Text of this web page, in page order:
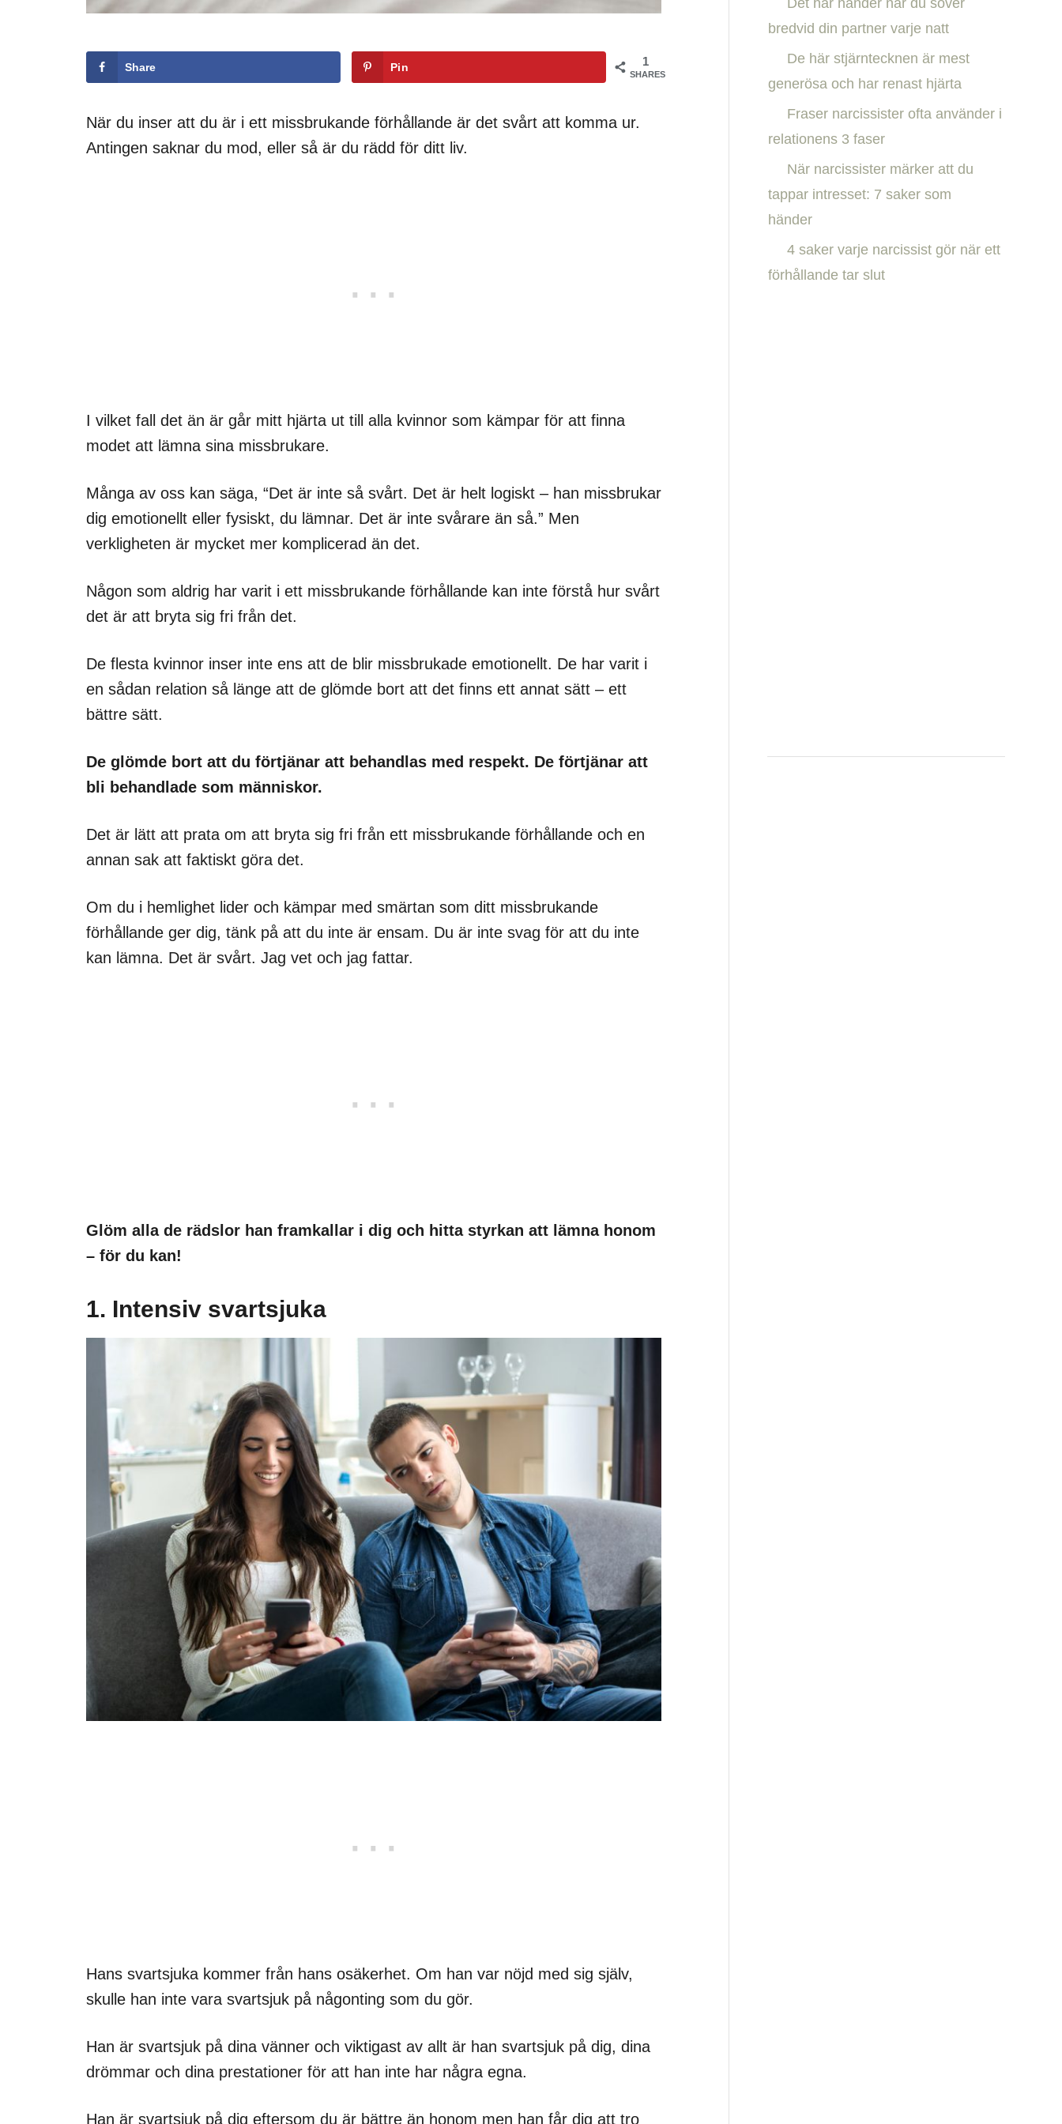
1
SHARES
Share Pin
När du inser att du är i ett missbrukande förhållande är det svårt att komma ur.
Antingen saknar du mod, eller så är du rädd för ditt liv.
I vilket fall det än är går mitt hjärta ut till alla kvinnor som kämpar för att finna
modet att lämna sina missbrukare.
Många av oss kan säga, “Det är inte så svårt. Det är helt logiskt – han missbrukar
dig emotionellt eller fysiskt, du lämnar. Det är inte svårare än så.” Men
verkligheten är mycket mer komplicerad än det.
Någon som aldrig har varit i ett missbrukande förhållande kan inte förstå hur svårt
det är att bryta sig fri från det.
De flesta kvinnor inser inte ens att de blir missbrukade emotionellt. De har varit i
en sådan relation så länge att de glömde bort att det finns ett annat sätt – ett
bättre sätt.
De glömde bort att du förtjänar att behandlas med respekt. De förtjänar att
bli behandlade som människor.
Det är lätt att prata om att bryta sig fri från ett missbrukande förhållande och en
annan sak att faktiskt göra det.
Om du i hemlighet lider och kämpar med smärtan som ditt missbrukande
förhållande ger dig, tänk på att du inte är ensam. Du är inte svag för att du inte
kan lämna. Det är svårt. Jag vet och jag fattar.
Glöm alla de rädslor han framkallar i dig och hitta styrkan att lämna honom
– för du kan!
1. Intensiv svartsjuka
Hans svartsjuka kommer från hans osäkerhet. Om han var nöjd med sig själv,
skulle han inte vara svartsjuk på någonting som du gör.
Han är svartsjuk på dina vänner och viktigast av allt är han svartsjuk på dig, dina
drömmar och dina prestationer för att han inte har några egna.
Han är svartsjuk på dig eftersom du är bättre än honom men han får dig att tro
f
r
Det här händer när du sover
bredvid din partner varje natt
De här stjärntecknen är mest
generösa och har renast hjärta
Fraser narcissister ofta använder i
relationens 3 faser
När narcissister märker att du
tappar intresset: 7 saker som
händer
4 saker varje narcissist gör när ett
förhållande tar slut